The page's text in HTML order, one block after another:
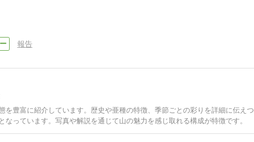
報告
を豊富に紹介しています。歴史や亜種の特徴、季節ごとの彩りを詳細に伝えつ
っています。写真や解説を通じて山の魅力を感じ取れる構成が特徴です。